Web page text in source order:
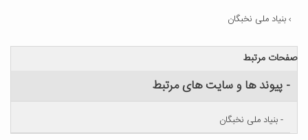
بنیاد ملی نخبگان
صفحات مرتبط
- پیوند ها و سایت های مرتبط
- بنیاد ملی نخبگان